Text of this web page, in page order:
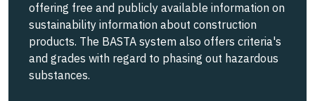
offering free and publicly available information on
sustainability information about construction
products. The BASTA system also offers criteria's
and grades with regard to phasing out hazardous
substances.